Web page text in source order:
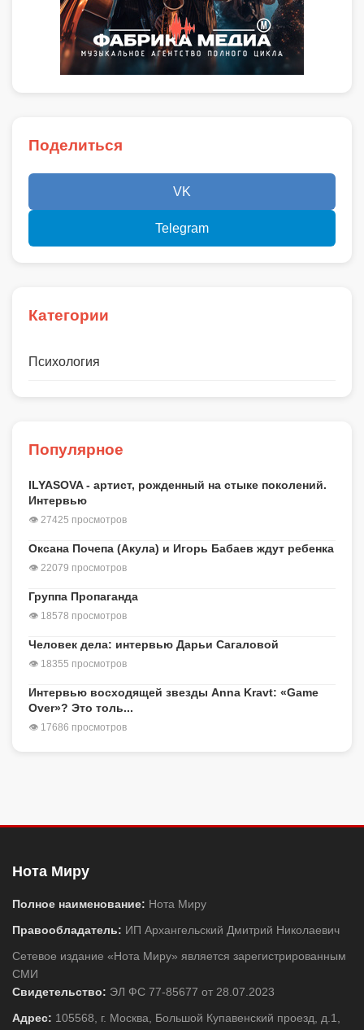
Поделиться
VK
Telegram
Категории
Психология
Популярное
ILYASOVA - артист, рожденный на стыке поколений.
Интервью
👁 27425 просмотров
Оксана Почепа (Акула) и Игорь Бабаев ждут ребенка
👁 22079 просмотров
Группа Пропаганда
👁 18578 просмотров
Человек дела: интервью Дарьи Сагаловой
👁 18355 просмотров
Интервью восходящей звезды Anna Kravt: «Game
Over»? Это толь...
👁 17686 просмотров
Нота Миру
Полное наименование: Нота Миру
Правообладатель: ИП Архангельский Дмитрий Николаевич
Сетевое издание «Нота Миру» является зарегистрированным
СМИ
Свидетельство: ЭЛ ФС 77-85677 от 28.07.2023
Адрес: 105568, г. Москва, Большой Купавенский проезд, д.1,